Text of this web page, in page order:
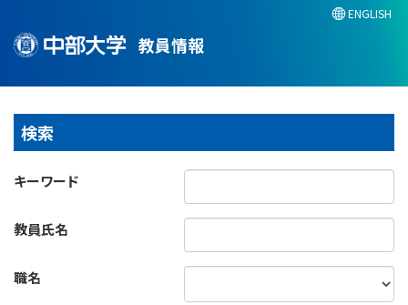
教員情報
ENGLISH
検索
キーワード
教員氏名
職名